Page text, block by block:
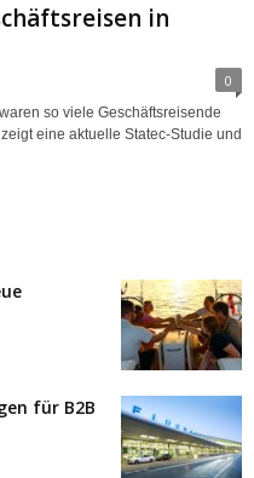
in
0
so viele Geschäftsreisende
eine aktuelle Statec-Studie und
für B2B